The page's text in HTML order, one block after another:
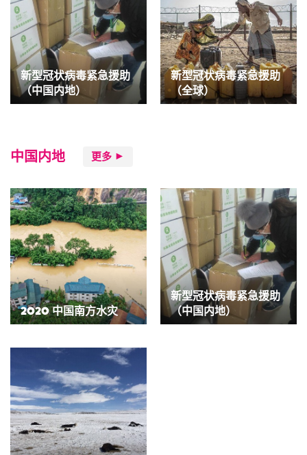
新型冠状病毒紧急援助
（中国内地）
新型冠状病毒紧急援助
（全球）
中国内地 更多
2020 中国南方水灾
新型冠状病毒紧急援助
（中国内地）